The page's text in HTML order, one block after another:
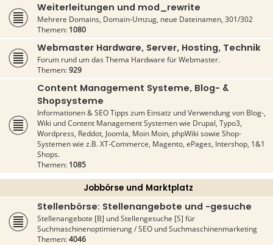
Weiterleitungen und mod_rewrite
Mehrere Domains, Domain-Umzug, neue Dateinamen, 301/302
Themen: 1080
Webmaster Hardware, Server, Hosting, Technik
Forum rund um das Thema Hardware für Webmaster.
Themen:929
Content Management Systeme, Blog- &
Shopsysteme
Informationen & SEO Tipps zum Einsatz und Verwendung von Blog-,
Wiki und Content Management Systemen wie Drupal, Typo3,
Wordpress, Reddot, Joomla, Moin Moin, phpWiki sowie Shop-
Systemen wie z.B. XT-Commerce, Magento, ePages, Intershop, 1&1
Shops.
Themen: 1085
Jobbörse und Marktplatz
Stellenbörse: Stellenangebote und -gesuche
Stellenangebote [B] und Stellengesuche [S] für
Suchmaschinenoptimierung / SEO und Suchmaschinenmarketing
Themen:4046